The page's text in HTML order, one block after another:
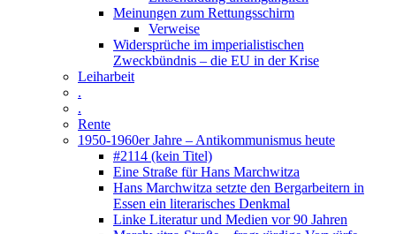
Meinungen zum Rettungsschirm
Verweise
Widersprüche im imperialistischen
Zweckbündnis – die EU in der Krise
Leiharbeit
.
.
Rente
1950-1960er Jahre – Antikommunismus heute
#2114 (kein Titel)
Eine Straße für Hans Marchwitza
Hans Marchwitza setzte den Bergarbeitern in
Essen ein literarisches Denkmal
Linke Literatur und Medien vor 90 Jahren